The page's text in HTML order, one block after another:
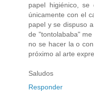
papel higiénico, se
únicamente con el
papel y se dispuso
de "tontolababa"
no se hacer la o
próximo al arte
Saludos
Responder